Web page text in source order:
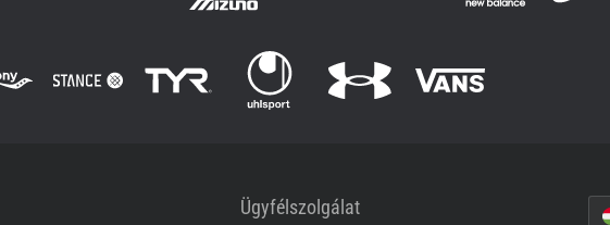
Ügyfélszolgálat